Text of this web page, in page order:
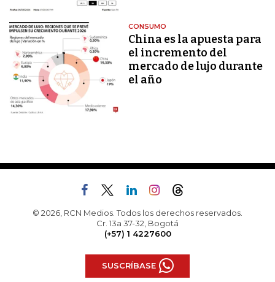
CONSUMO
China es la apuesta para
el incremento del
mercado de lujo durante
el año
© 2026, RCN Medios. Todos los derechos reservados.
Cr. 13a 37-32, Bogotá
(+57) 1 4227600
SUSCRÍBASE